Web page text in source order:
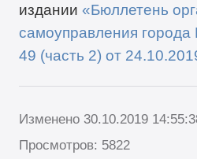
издании «Бюллетень
самоуправления
49 (часть 2) от
Изменено 30.10.2019
Просмотров: 5822